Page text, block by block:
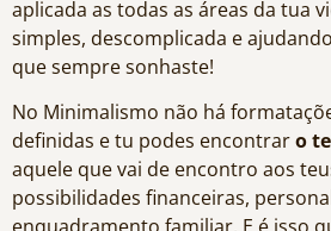
aplicada as todas as áreas da tua
simples, descomplicada e
que sempre sonhaste!
No Minimalismo não há
definidas e tu podes encontraro
aquele que vai de encontro aos
possibilidades financeiras,